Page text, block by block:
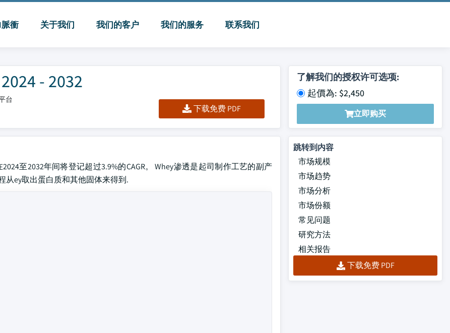
脈衝 关于我们 我们的客户 我们的服务 联系我们
- 2032
台
下载免费 PDF
了解我们的授权许可选项:
起價為: $2,450
立即购买
至2032年间将登记超过3.9%的CAGR。 Whey渗透是起司制作工艺的副产
从ey取出蛋白质和其他固体来得到.
跳转到内容
市场规模
市场趋势
市场分析
市场份额
常见问题
研究方法
相关报告
下载免费 PDF